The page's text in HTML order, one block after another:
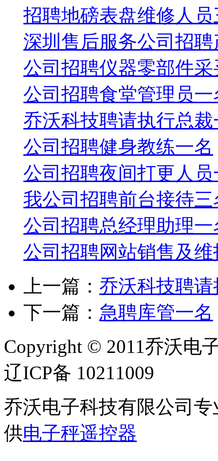
招聘地磅表盘维修人员
深圳售后服务公司招
公司招聘仪器零部件
公司招聘食堂管理员一
乔沃科技聘请执行总裁
公司招聘健身教练一名
公司招聘夜间打更人员
我公司招聘前台接待三
公司招聘总经理助理一
公司招聘网站销售及
上一篇： 乔沃科技聘
下一篇： 急聘库管一名
Copyright © 2011乔沃电
辽ICP备 10211009
乔沃电子科技有限公司
供电子秤遥控器